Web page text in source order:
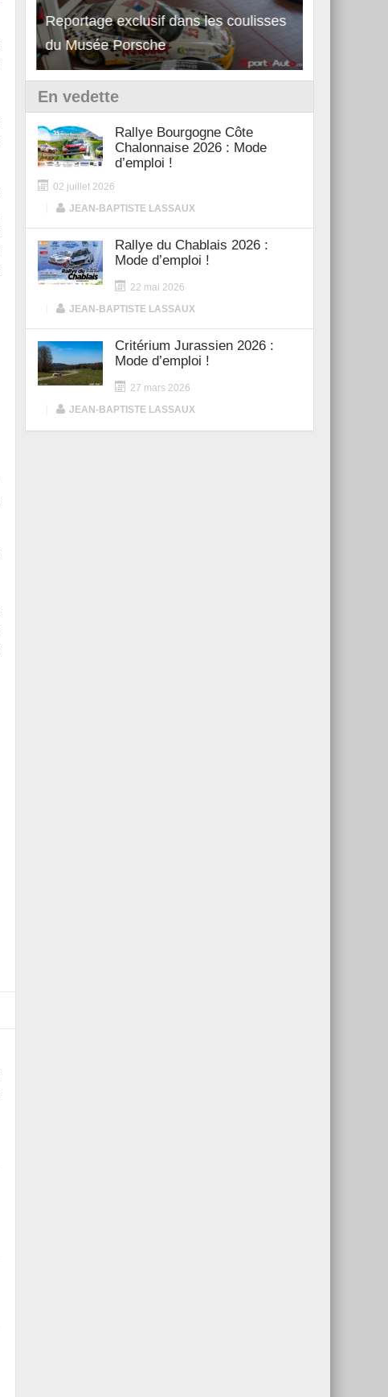
Reportage exclusif dans les coulisses
du Musée Porsche
En vedette
Rallye Bourgogne Côte
Chalonnaise 2026 : Mode
d’emploi !
02 juillet 2026
JEAN-BAPTISTE LASSAUX
Rallye du Chablais 2026 :
Mode d’emploi !
22 mai 2026
JEAN-BAPTISTE LASSAUX
Critérium Jurassien 2026 :
Mode d’emploi !
27 mars 2026
JEAN-BAPTISTE LASSAUX